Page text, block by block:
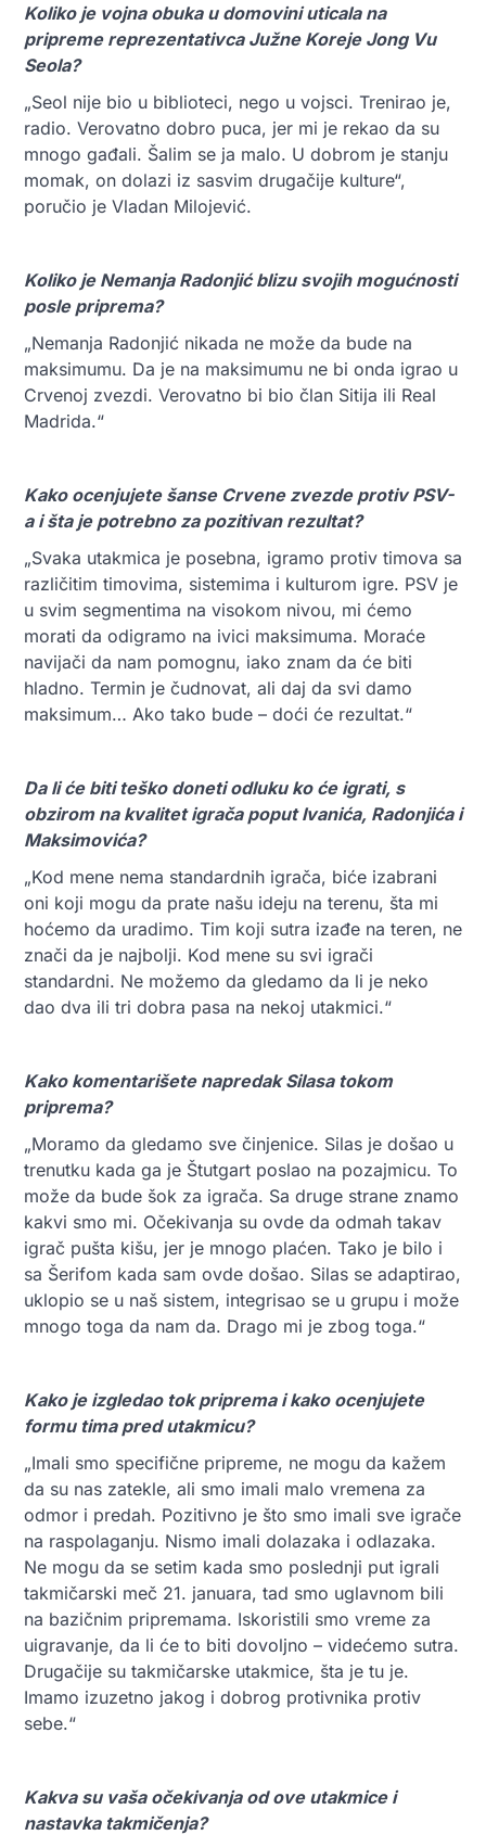
Koliko je vojna obuka u domovini uticala na
pripreme reprezentativca Južne Koreje Jong Vu
Seola?
„Seol nije bio u biblioteci, nego u vojsci. Trenirao je,
radio. Verovatno dobro puca, jer mi je rekao da su
mnogo gađali. Šalim se ja malo. U dobrom je stanju
momak, on dolazi iz sasvim drugačije kulture“,
poručio je Vladan Milojević.
Koliko je Nemanja Radonjić blizu svojih mogućnosti
posle priprema?
„Nemanja Radonjić nikada ne može da bude na
maksimumu. Da je na maksimumu ne bi onda igrao u
Crvenoj zvezdi. Verovatno bi bio član Sitija ili Real
Madrida.“
Kako ocenjujete šanse Crvene zvezde protiv PSV-
a i šta je potrebno za pozitivan rezultat?
„Svaka utakmica je posebna, igramo protiv timova sa
različitim timovima, sistemima i kulturom igre. PSV je
u svim segmentima na visokom nivou, mi ćemo
morati da odigramo na ivici maksimuma. Moraće
navijači da nam pomognu, iako znam da će biti
hladno. Termin je čudnovat, ali daj da svi damo
maksimum… Ako tako bude – doći će rezultat.“
Da li će biti teško doneti odluku ko će igrati, s
obzirom na kvalitet igrača poput Ivanića, Radonjića i
Maksimovića?
„Kod mene nema standardnih igrača, biće izabrani
oni koji mogu da prate našu ideju na terenu, šta mi
hoćemo da uradimo. Tim koji sutra izađe na teren, ne
znači da je najbolji. Kod mene su svi igrači
standardni. Ne možemo da gledamo da li je neko
dao dva ili tri dobra pasa na nekoj utakmici.“
Kako komentarišete napredak Silasa tokom
priprema?
„Moramo da gledamo sve činjenice. Silas je došao u
trenutku kada ga je Štutgart poslao na pozajmicu. To
može da bude šok za igrača. Sa druge strane znamo
kakvi smo mi. Očekivanja su ovde da odmah takav
igrač pušta kišu, jer je mnogo plaćen. Tako je bilo i
sa Šerifom kada sam ovde došao. Silas se adaptirao,
uklopio se u naš sistem, integrisao se u grupu i može
mnogo toga da nam da. Drago mi je zbog toga.“
Kako je izgledao tok priprema i kako ocenjujete
formu tima pred utakmicu?
„Imali smo specifične pripreme, ne mogu da kažem
da su nas zatekle, ali smo imali malo vremena za
odmor i predah. Pozitivno je što smo imali sve igrače
na raspolaganju. Nismo imali dolazaka i odlazaka.
Ne mogu da se setim kada smo poslednji put igrali
takmičarski meč 21. januara, tad smo uglavnom bili
na bazičnim pripremama. Iskoristili smo vreme za
uigravanje, da li će to biti dovoljno – videćemo sutra.
Drugačije su takmičarske utakmice, šta je tu je.
Imamo izuzetno jakog i dobrog protivnika protiv
sebe.“
Kakva su vaša očekivanja od ove utakmice i
nastavka takmičenja?